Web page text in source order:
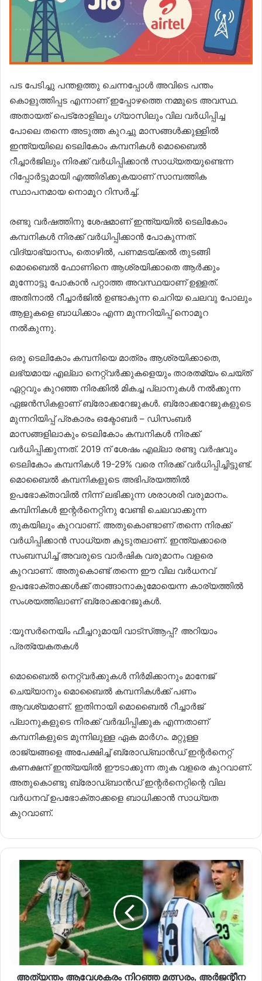
പട പേടിച്ചു പന്തളത്തു ചെന്നപ്പോള്‍ അവിടെ പന്തം
കൊളുത്തിപ്പട എന്നാണ് ഇപ്പോഴത്തെ നമ്മുടെ അവസ്ഥ.
അതായത് പെട്രോളിലും ഗ്യാസിലും വില വർധിപ്പിച്ച
പോലെ തന്നെ അടുത്ത കുറച്ചു മാസങ്ങള്‍ക്കുള്ളില്‍
ഇന്ത്യയിലെ ടെലികോം കമ്പനികള്‍ മൊബൈല്‍
റീച്ചാർജിലും നിരക്ക് വർധിപ്പിക്കാൻ സാധ്യതയുണ്ടെന്ന
റിപ്പോർട്ടുമായി എത്തിരിക്കുകയാണ് സാമ്പത്തിക
സ്ഥാപനമായ നൊമൂറ റിസർച്ച്‌.
രണ്ടു വർഷത്തിനു ശേഷമാണ് ഇന്ത്യയില്‍ ടെലികോം
കമ്പനികള്‍ നിരക്ക് വർധിപ്പിക്കാൻ പോകുന്നത്.
വിദ്യാഭ്യാസം, തൊഴില്‍, പണമടയ്ക്കല്‍ തുടങ്ങി
മൊബൈല്‍ ഫോണിനെ ആശ്രയിക്കാതെ ആർക്കും
മുന്നോട്ടു പോകാൻ പറ്റാത്ത അവസ്ഥയാണ് ഉള്ളത്.
അതിനാല്‍ റീച്ചാർജില്‍ ഉണ്ടാകുന്ന ചെറിയ ചെലവു പോലും
ആളുകളെ ബാധിക്കാം എന്ന മുന്നറിയിപ്പ് നൊമൂറ
നല്‍കുന്നു.
ഒരു ടെലികോം കമ്പനിയെ മാത്രം ആശ്രയിക്കാതെ,
ലഭ്യമായ എല്ലാ നെറ്റ്വർക്കുകളെയും താരതമ്യം ചെയ്ത്
ഏറ്റവും കുറഞ്ഞ നിരക്കില്‍ മികച്ച പ്ലാനുകള്‍ നല്‍ക്കുന്ന
ഏജൻസികളാണ് ബ്രോക്കറേജുകള്‍‍. ബ്രോക്കറേജുകളുടെ
മുന്നറിയിപ്പ് പ്രകാരം ഒക്ടോബർ – ഡിസംബർ
മാസങ്ങളിലാകും ടെലികോം കമ്പനികള്‍ നിരക്ക്
വർധിപ്പിക്കുന്നത്. 2019 ന് ശേഷം എല്ലാ രണ്ടു വർഷവും
ടെലികോം കമ്പനികള്‍ 19-29% വരെ നിരക്ക് വർധിപ്പിച്ചിട്ടുണ്ട്.
മൊബൈല്‍ കമ്പനികളുടെ അഭിപ്രയത്തില്‍
ഉപഭോക്താവില്‍ നിന്ന് ലഭിക്കുന്ന ശരാശരി വരുമാനം.
കമ്പിനികള്‍ ഇന്റർനെറ്റിനു വേണ്ടി ചെലവാക്കുന്ന
തുകയിലും കുറവാണ്. അതുകൊണ്ടാണ് തന്നെ നിരക്ക്
വർധിപ്പിക്കാൻ സാധ്യത കൂടുതലാണ്. ഇന്ത്യക്കാരെ
സംബന്ധിച്ച്‌ അവരുടെ വാർഷിക വരുമാനം വളരെ
കുറവാണ്. അതുകൊണ്ട് തന്നെ ഈ വില വർധനവ്
ഉപഭോക്താക്കള്‍ക്ക് താങ്ങാനാകുമോയെന്ന കാര്യത്തില്‍
സംശയത്തിലാണ് ബ്രോക്കറേജുകള്‍‍.
:യൂസർനെയിം ഫീച്ചറുമായി വാട്സ്‌ആപ്പ്? അറിയാം
പ്രത്യേകതകള്‍
മൊബൈല്‍ നെറ്റ്‍വർക്കുകള്‍ നിർമിക്കാനും മാനേജ്
ചെയ്യാനും മൊബൈല്‍ കമ്പനികള്‍ക്ക് പണം
ആവശ്യമാണ്. ഇതിനായി മൊബൈല്‍ റീച്ചാർജ്
പ്ലാനുകളുടെ നിരക്ക് വർദ്ധിപ്പിക്കുക എന്നതാണ്
കമ്പനികളുടെ മുന്നിലുള്ള ഏക മാർഗം. മറ്റുള്ള
‍രാ‍‍ജ്യങ്ങളെ അപേക്ഷിച്ച്‌ ബ്രോഡ്ബാൻഡ് ഇന്റർനെറ്റ്
കണക്ഷന് ഇന്ത്യയില്‍ ഈടാക്കുന്ന തുക വളരെ കുറവാണ്.
അതുകൊണ്ടു ബ്രോഡ്ബാൻഡ് ഇന്റർനെറ്റിന്റെ വില
വർധനവ് ഉപഭോക്താക്കളെ ബാധിക്കാൻ സാധ്യത
കുറവാണ്.
അത്യന്തം ആവേശകരം നിറഞ്ഞ മത്സരം, അർജന്റീന